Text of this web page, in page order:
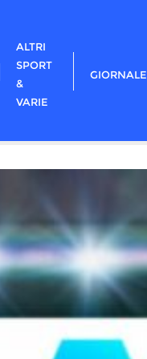
ALTRI
SPORT
&
VARIE
GIORNALE